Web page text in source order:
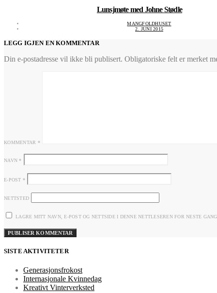
Lunsjmøte med Johne Stødle
MANGFOLDHUSET
2. JUNI 2015
LEGG IGJEN EN KOMMENTAR
Din e-postadresse vil ikke bli publisert. Obligatoriske felt er merket
KOMMENTAR *
NAVN*
E-POST *
NETTSTED
LAGRE MITT NAVN, E-POST OG NETTSIDE I DENNE NETTLESEREN FOR NESTE
SISTE AKTIVITETER
Generasjonsfrokost
Internasjonale Kvinnedag
Kreativt Vinterverksted